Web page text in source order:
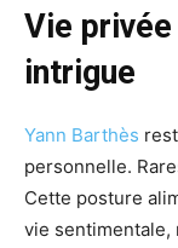
Vie
intrigue
Yann Barthès
personnelle.
Cette posture
vie sentimentale,